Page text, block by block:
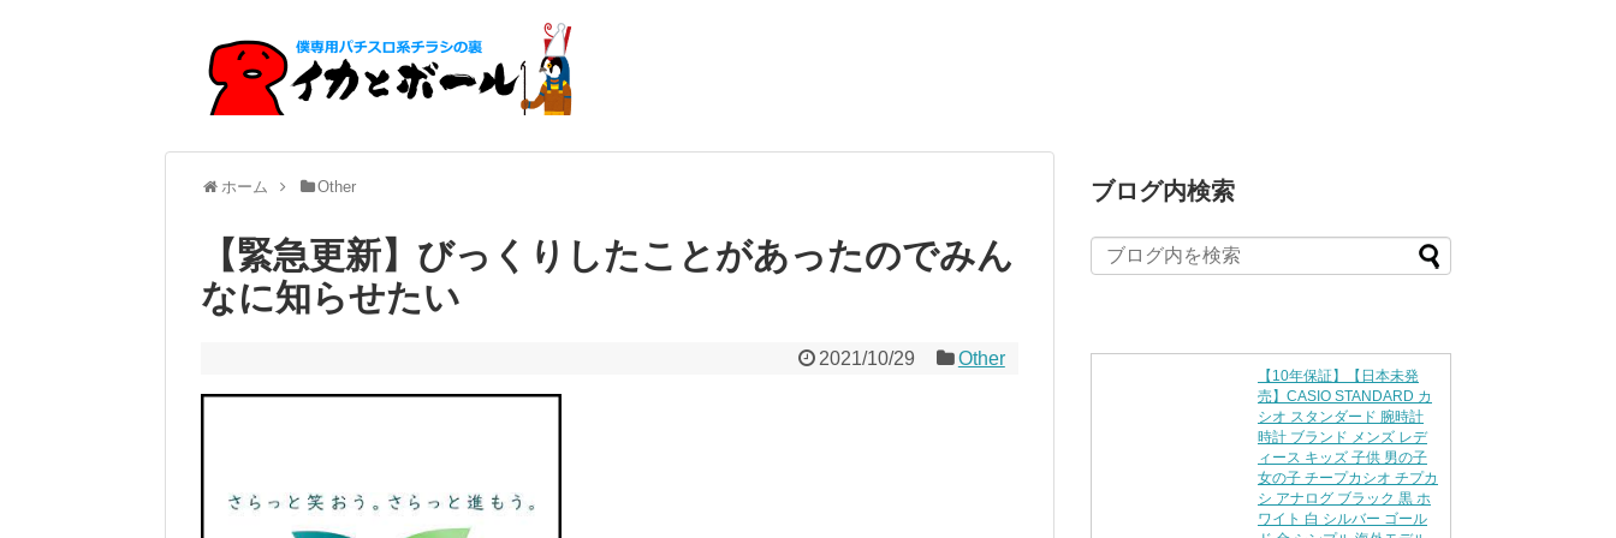
ホーム Other
【緊急更新】びっくりしたことがあったのでみん
なに知らせたい
2021/10/29 Other
ブログ内検索
【10年保証】【日本未発
売】CASIO STANDARD カ
シオ スタンダード 腕時計
時計 ブランド メンズ レデ
ィース キッズ 子供 男の子
女の子 チープカシオ チプカ
シ アナログ ブラック 黒 ホ
ワイト 白 シルバー ゴール